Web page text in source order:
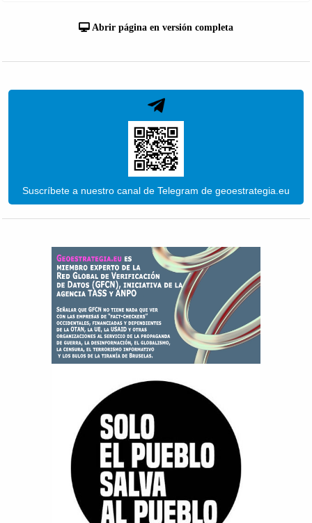
Abrir página en versión completa
Suscríbete a nuestro canal de Telegram de geoestrategia.eu